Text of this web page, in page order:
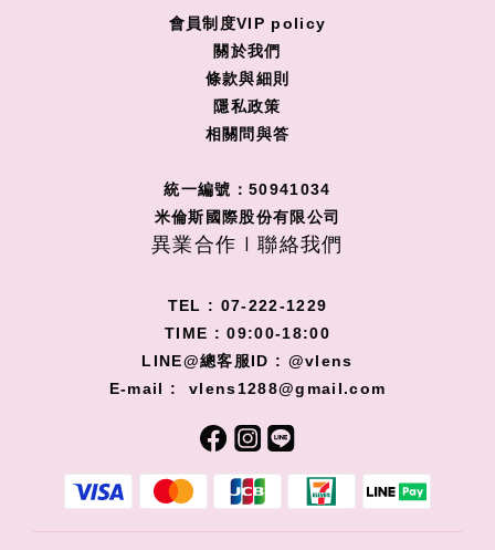
會員制度VIP policy
關於我們
條款與細則
隱私政策
相關問與答
統一編號：50941034
米倫斯國際股份有限公司
異業合作 I 聯絡我們
TEL : 07-222-1229
TIME : 09:00-18:00
LINE@總客服ID : @vlens
E-mail : vlens1288@gmail.com